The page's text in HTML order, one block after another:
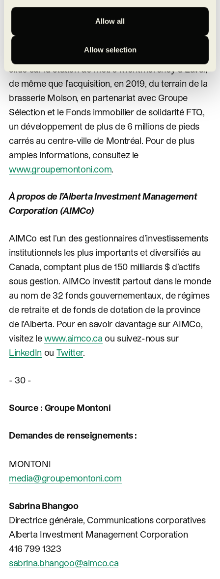
Allow all
Allow selection
Parmi les dernières réalisations du développeur
figurent Espace Montmorency, un complexe
multifonctionnel de plus de 450 millions de dollars
de même que l’acquisition, en 2019, du terrain de la
brasserie Molson, en partenariat avec Groupe
Sélection et le Fonds immobilier de solidarité FTQ,
un développement de plus de 6 millions de pieds
carrés au centre-ville de Montréal. Pour de plus
amples informations, consultez le
www.groupemontoni.com
À propos de l’Alberta Investment Management
Corporation (AIMCo)
AIMCo est l’un des gestionnaires d’investissements
institutionnels les plus importants et diversifiés au
Canada, comptant plus de 150 milliards $ d’actifs
sous gestion. AIMCo investit partout dans le monde
au nom de 32 fonds gouvernementaux, de régimes
de retraite et de fonds de dotation de la province
de l’Alberta. Pour en savoir davantage sur AIMCo,
visitez lewww.aimco.ca ou suivez-nous sur
LinkedIn ou Twitter.
- 30 -
Source : Groupe Montoni
Demandes de renseignements:
MONTONI
media@groupemontoni.com
Sabrina Bhangoo
Directrice générale, Communications corporatives
Alberta Investment Management Corporation
416 799 1323
sabrina.bhangoo@aimco.ca